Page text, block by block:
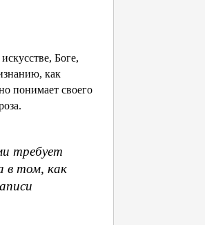
Боге,
как
понимает своего
требует
в том, как